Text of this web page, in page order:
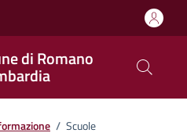
di Romano
/ Scuole